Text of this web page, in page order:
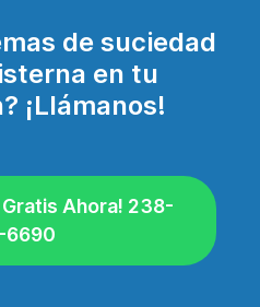
de suciedad
en tu
¡Llámanos!
Gratis Ahora! 238-
6690